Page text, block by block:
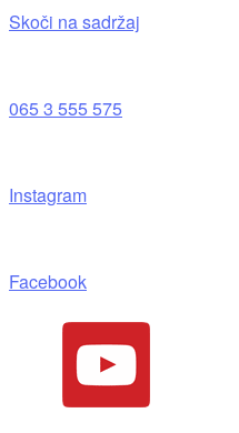
Skoči na sadržaj
065 3 555 575
Instagram
Facebook